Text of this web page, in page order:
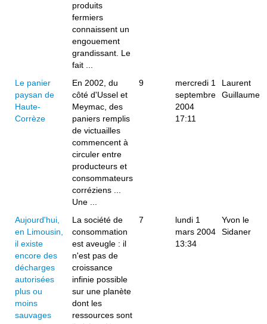
produits
fermiers
connaissent un
engouement
grandissant. Le
fait ...
Le panier
paysan de
Haute-
Corrèze
En 2002, du
côté d'Ussel et
Meymac, des
paniers remplis
de victuailles
commencent à
circuler entre
producteurs et
consommateurs
corréziens ...
Une ...
9
mercredi 1
septembre
2004
17:11
Laurent
Guillaume
Aujourd'hui,
en Limousin,
il existe
encore des
décharges
autorisées
plus ou
moins
sauvages
La société de
consommation
est aveugle : il
n'est pas de
croissance
infinie possible
sur une planète
dont les
ressources sont
7
lundi 1
mars 2004
13:34
Yvon le
Sidaner